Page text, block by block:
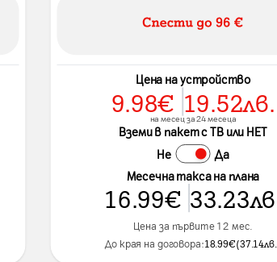
Цена на устройство
9.98€ 19.52лв.
на месец за 24 месеца
Вземи в пакет с ТВ или НЕТ
Не Да
Месечна такса на плана
16.99€ 33.23
Цена за първите 12 мес.
До края на договора:18.99€(37.14лв.